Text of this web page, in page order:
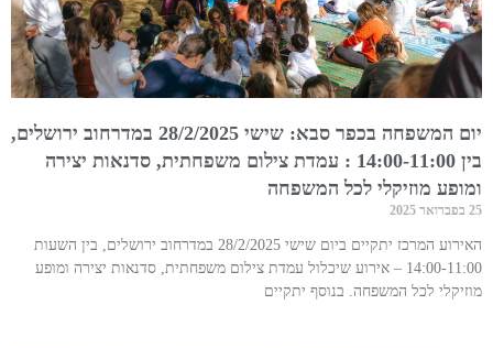
יום המשפחה בכפר סבא: שישי 28/2/2025 במדרחוב ירושלים,
בין 14:00-11:00 : עמדת צילום משפחתית, סדנאות יצירה
ומופע מוזיקלי לכל המשפחה
25 בפברואר 2025
האירוע המרכז יתקיים ביום שישי 28/2/2025 במדרחוב ירושלים, בין השעות
14:00-11:00 – אירוע שיכלול עמדת צילום משפחתית, סדנאות יצירה ומופע
מוזיקלי לכל המשפחה. בנוסף יתקיים